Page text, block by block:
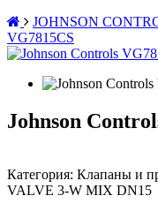
JOHNSON
VG7815CS
Johnson
Категория: Клапаны и
VALVE 3-W MIX DN15